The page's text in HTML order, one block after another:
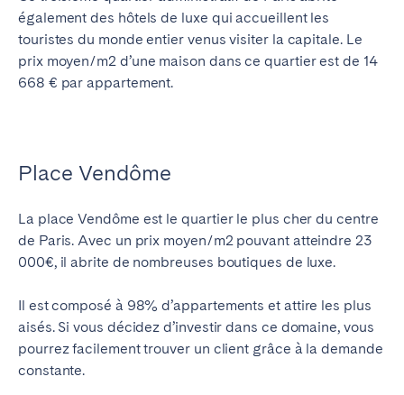
également des hôtels de luxe qui accueillent les
touristes du monde entier venus visiter la capitale. Le
prix moyen/m2 d’une maison dans ce quartier est de 14
668 € par appartement.
Place Vendôme
La place Vendôme est le quartier le plus cher du centre
de Paris. Avec un prix moyen/m2 pouvant atteindre 23
000€, il abrite de nombreuses boutiques de luxe.
Il est composé à 98% d’appartements et attire les plus
aisés. Si vous décidez d’investir dans ce domaine, vous
pourrez facilement trouver un client grâce à la demande
constante.